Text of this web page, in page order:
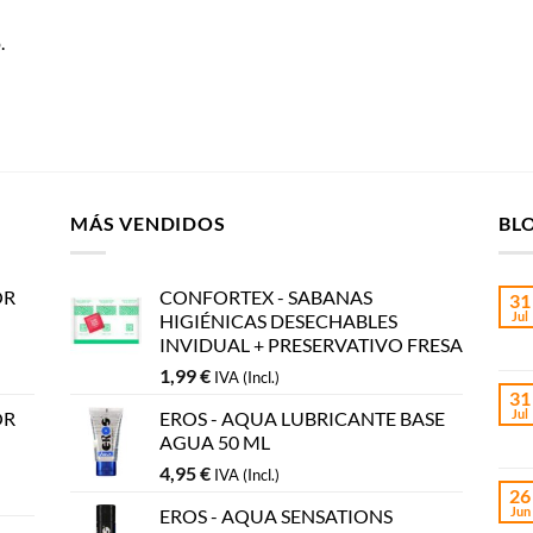
MÁS VENDIDOS
CONFORTEX - SABANAS
HIGIÉNICAS DESECHABLES
INVIDUAL + PRESERVATIVO FRESA
1,99€ IVA (Incl.)
EROS - AQUA LUBRICANTE BASE
AGUA 50 ML
4,95€ IVA (Incl.)
EROS - AQUA SENSATIONS
31
Jul
31
Jul
26
Jun